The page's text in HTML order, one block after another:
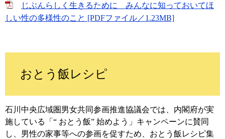
じぶんらしく生きるために みんなに知っておいてほ
しい性の多様性のこと [PDFファイル／1.23MB]
おとう飯レシピ
石川中央広域圏男女共同参画推進協議会では、内閣府が実
施している「“ おとう飯” 始めよう」キャンペーンに賛同
し、男性の家事等への参画を促すため、おとう飯レシピ集